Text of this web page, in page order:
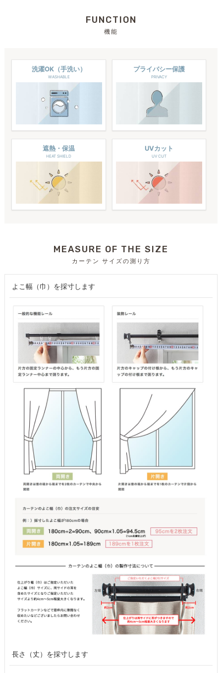
FUNCTION
機能
洗濯OK（手洗い）
WASHABLE
プライバシー保護
PRIVACY
遮熱・保温
HEAT SHIELD
UVカット
UV CUT
MEASURE OF THE SIZE
カーテン サイズの測り方
よこ幅（巾）を採寸します
長さ（丈）を採寸します